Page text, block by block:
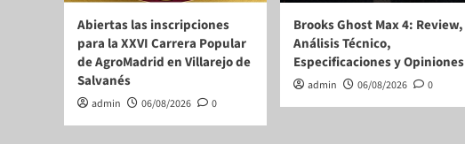
Abiertas las inscripciones
para la XXVI Carrera Popular
de AgroMadrid en Villarejo de
Salvanés
admin 06/08/2026 0
Brooks Ghost Max 4: Review,
Análisis Técnico,
Especificaciones y Opiniones
admin 06/08/2026 0